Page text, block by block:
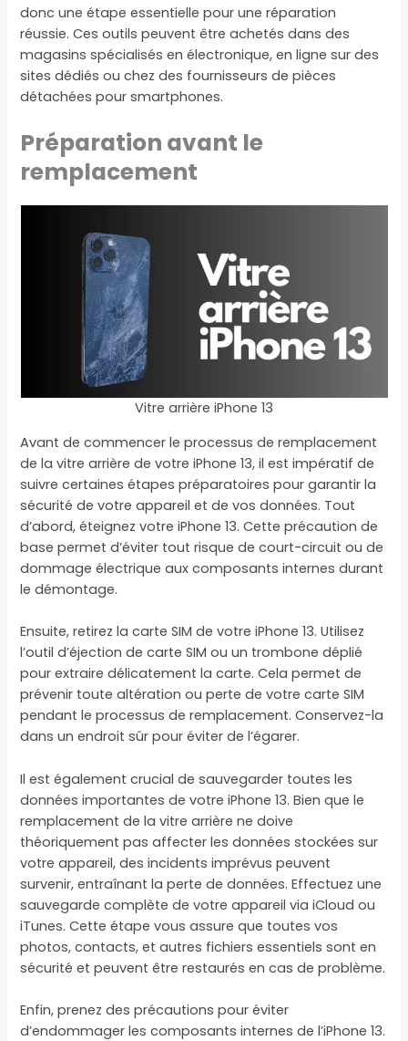
donc une étape essentielle pour une réparation
réussie. Ces outils peuvent être achetés dans des
magasins spécialisés en électronique, en ligne sur des
sites dédiés ou chez des fournisseurs de pièces
détachées pour smartphones.
Préparation avant le
remplacement
Vitre arrière iPhone 13
Avant de commencer le processus de remplacement
de la vitre arrière de votre iPhone 13, il est impératif de
suivre certaines étapes préparatoires pour garantir la
sécurité de votre appareil et de vos données. Tout
d’abord, éteignez votre iPhone 13. Cette précaution de
base permet d’éviter tout risque de court-circuit ou de
dommage électrique aux composants internes durant
le démontage.
Ensuite, retirez la carte SIM de votre iPhone 13. Utilisez
l’outil d’éjection de carte SIM ou un trombone déplié
pour extraire délicatement la carte. Cela permet de
prévenir toute altération ou perte de votre carte SIM
pendant le processus de remplacement. Conservez-la
dans un endroit sûr pour éviter de l’égarer.
Il est également crucial de sauvegarder toutes les
données importantes de votre iPhone 13. Bien que le
remplacement de la vitre arrière ne doive
théoriquement pas affecter les données stockées sur
votre appareil, des incidents imprévus peuvent
survenir, entraînant la perte de données. Effectuez une
sauvegarde complète de votre appareil via iCloud ou
iTunes. Cette étape vous assure que toutes vos
photos, contacts, et autres fichiers essentiels sont en
sécurité et peuvent être restaurés en cas de problème.
Enfin, prenez des précautions pour éviter
d’endommager les composants internes de l’iPhone 13.